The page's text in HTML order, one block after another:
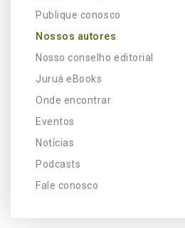
Publique conosco
Nossos autores
Nosso conselho editorial
Juruá eBooks
Onde encontrar
Eventos
Notícias
Podcasts
Fale conosco